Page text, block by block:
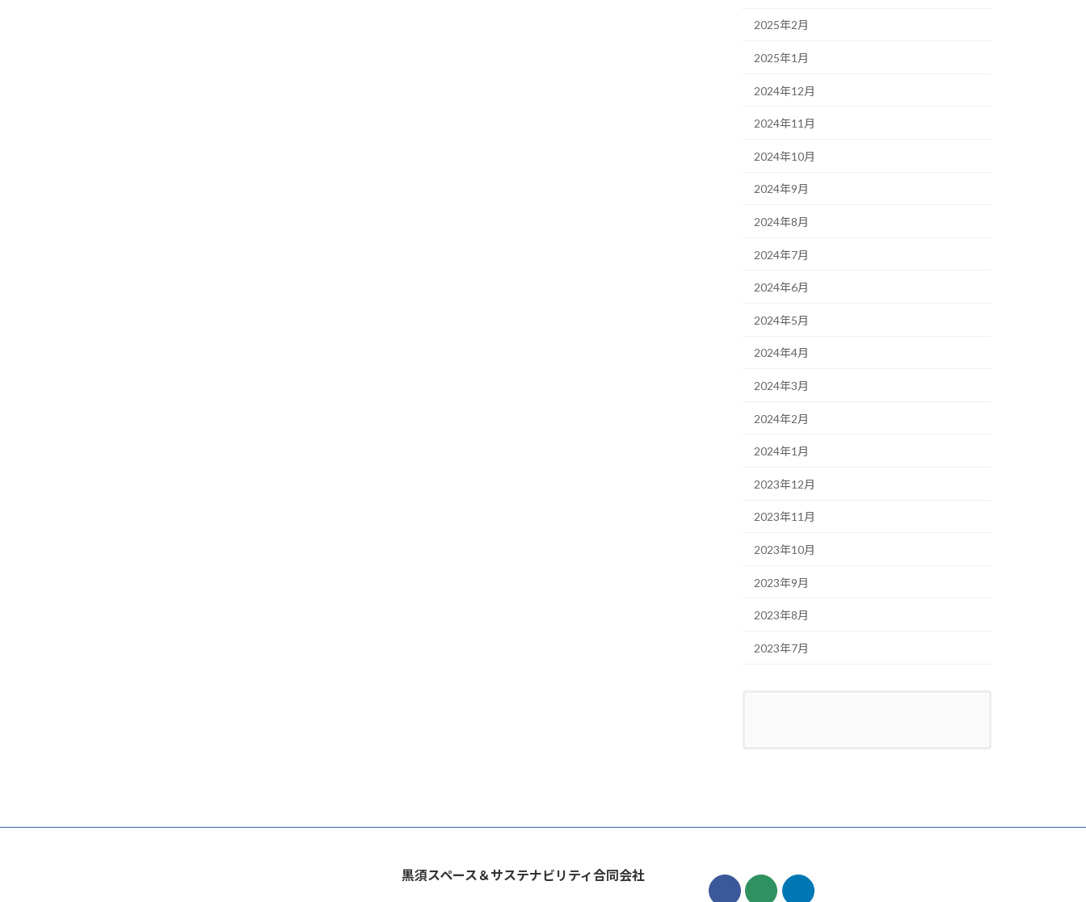
2025年2月
2025年1月
2024年12月
2024年11月
2024年10月
2024年9月
2024年8月
2024年7月
2024年6月
2024年5月
2024年4月
2024年3月
2024年2月
2024年1月
2023年12月
2023年11月
2023年10月
2023年9月
2023年8月
2023年7月
黒須スペース＆サステナビリティ合同会社